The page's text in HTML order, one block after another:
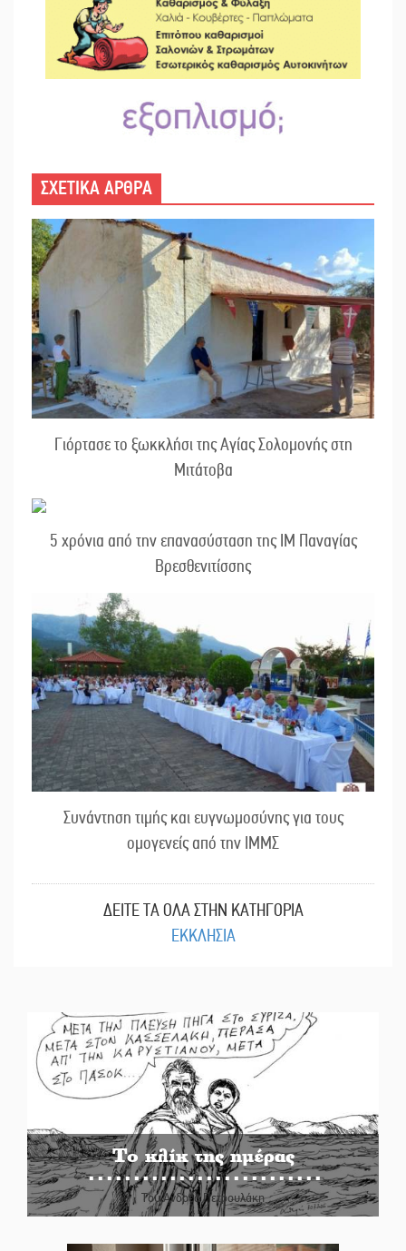
ΣΧΕΤΙΚΑ ΑΡΘΡΑ
Γιόρτασε το ξωκκλήσι της Αγίας Σολομονής στη
Μιτάτοβα
5 χρόνια από την επανασύσταση της ΙΜ Παναγίας
Βρεσθενιτίσσης
Συνάντηση τιμής και ευγνωμοσύνης για τους
ομογενείς από την ΙΜΜΣ
ΔΕΙΤΕ ΤΑ ΟΛΑ ΣΤΗΝ ΚΑΤΗΓΟΡΙΑ
ΕΚΚΛΗΣΙΑ
Το κλίκ της ημέρας
Του Ανδρέα Πετρουλάκη